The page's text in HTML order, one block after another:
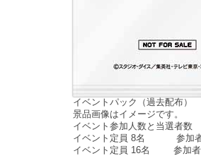
イベントパック（過去配布）
景品画像はイメージです。
イベント参加人数と当選者数
イベント定員 8名
参加
イベント定員 16名
参加